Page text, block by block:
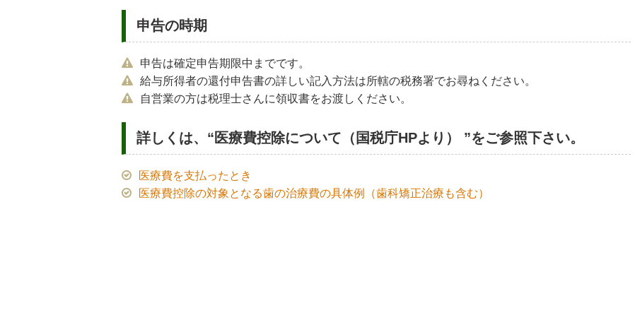
申告の時期
申告は確定申告期限中までです。
給与所得者の還付申告書の詳しい記入方法は所轄の税務署でお尋ねください。
自営業の方は税理士さんに領収書をお渡しください。
詳しくは、“医療費控除について（国税庁HPより） ”をご参照下さい。
医療費を支払ったとき
医療費控除の対象となる歯の治療費の具体例（歯科矯正治療も含む）